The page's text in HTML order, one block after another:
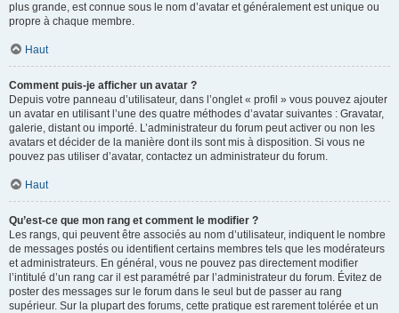
plus grande, est connue sous le nom d’avatar et généralement est unique ou
propre à chaque membre.
Haut
Comment puis-je afficher un avatar ?
Depuis votre panneau d’utilisateur, dans l’onglet « profil » vous pouvez ajouter
un avatar en utilisant l’une des quatre méthodes d’avatar suivantes : Gravatar,
galerie, distant ou importé. L’administrateur du forum peut activer ou non les
avatars et décider de la manière dont ils sont mis à disposition. Si vous ne
pouvez pas utiliser d’avatar, contactez un administrateur du forum.
Haut
Qu’est-ce que mon rang et comment le modifier ?
Les rangs, qui peuvent être associés au nom d’utilisateur, indiquent le nombre
de messages postés ou identifient certains membres tels que les modérateurs
et administrateurs. En général, vous ne pouvez pas directement modifier
l’intitulé d’un rang car il est paramétré par l’administrateur du forum. Évitez de
poster des messages sur le forum dans le seul but de passer au rang
supérieur. Sur la plupart des forums, cette pratique est rarement tolérée et un